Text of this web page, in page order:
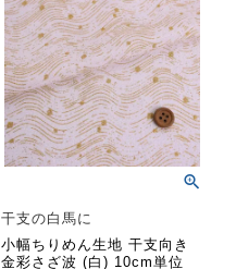
干支の白馬に
小幅ちりめん生地 干支向き
金彩さざ波 (白) 10cm単位